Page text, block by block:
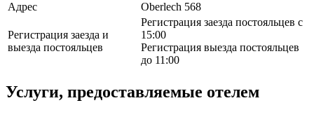
Адрес
Oberlech 568
Регистрация заезда и
выезда постояльцев
Регистрация заезда постояльцев с
15:00
Регистрация выезда постояльцев
до 11:00
Услуги, предоставляемые отелем